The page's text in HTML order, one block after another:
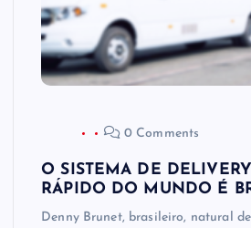
0 Comments
O SISTEMA DE
RÁPIDO DO MUNDO É
Denny Brunet, brasileiro, natural